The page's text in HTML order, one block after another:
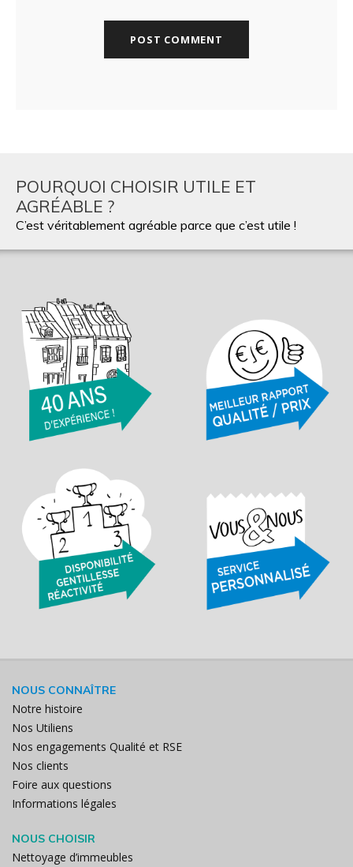
POURQUOI CHOISIR UTILE ET
AGRÉABLE ?
C’est véritablement agréable parce que c’est utile !
NOUS CONNAÎTRE
Notre histoire
Nos Utiliens
Nos engagements Qualité et RSE
Nos clients
Foire aux questions
Informations légales
NOUS CHOISIR
Nettoyage d’immeubles